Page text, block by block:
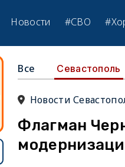
Новости #СВО
Все Севастополь
Новости
Флагман